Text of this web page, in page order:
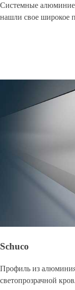
Системные
нашли свое широкое
Schuco
Профиль из алюминия
светопрозрачной